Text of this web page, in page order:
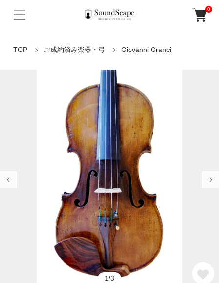
0
TOP ご成約済み楽器・弓 Giovanni Granci
1/3